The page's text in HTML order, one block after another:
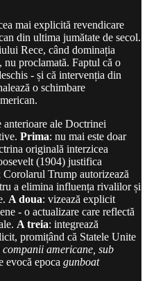
mai explicită revendicare
din ultima jumătate de secol.
Rece, când dominația
nu proclamată. Faptul că o
- și că intervenția din
o schimbare
ale Doctrinei
Prima: nu mai este doar
originală interzicea
(1904) justifica
Trump autorizează
a elimina influența rivalilor și
A doua: vizează explicit
- o actualizare care reflectă
A treia: integrează
promițând că Statele Unite
americane, sub
evocă epoca gunboat